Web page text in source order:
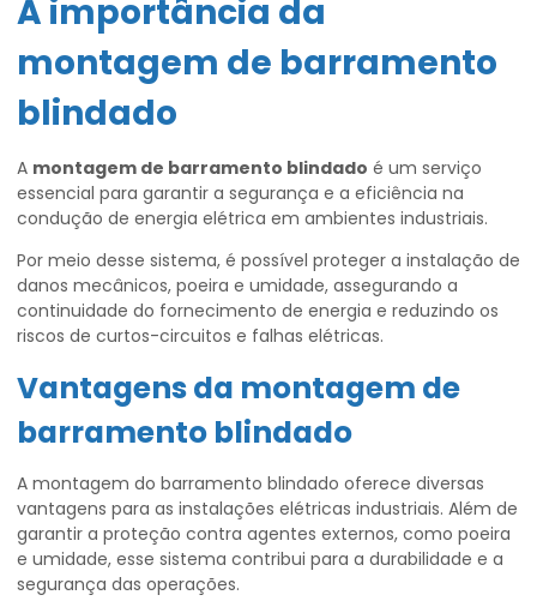
A importância da
montagem de barramento
blindado
A montagem de barramento blindado é um serviço
essencial para garantir a segurança e a eficiência na
condução de energia elétrica em ambientes industriais.
Por meio desse sistema, é possível proteger a instalação de
danos mecânicos, poeira e umidade, assegurando a
continuidade do fornecimento de energia e reduzindo os
riscos de curtos-circuitos e falhas elétricas.
Vantagens da montagem de
barramento blindado
A montagem do barramento blindado oferece diversas
vantagens para as instalações elétricas industriais. Além de
garantir a proteção contra agentes externos, como poeira
e umidade, esse sistema contribui para a durabilidade e a
segurança das operações.